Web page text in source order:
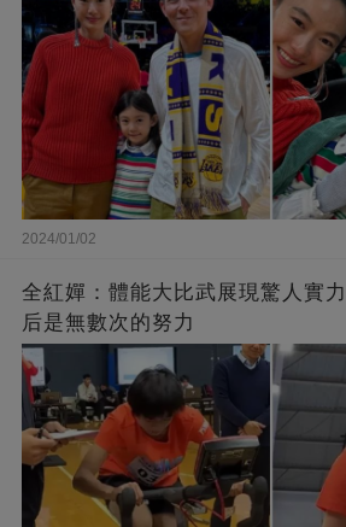
2024/01/02
全紅嬋：體能大比武展現驚人實
后是無數次的努力